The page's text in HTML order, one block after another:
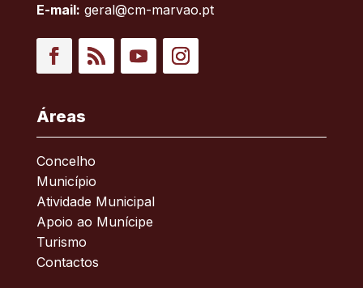
E-mail: geral@cm-marvao.pt
Áreas
Concelho
Município
Atividade Municipal
Apoio ao Munícipe
Turismo
Contactos